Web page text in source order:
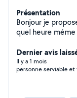
Présentation
Bonjour je propose mes services covoiturage n'importe
quel heure méme la nuit. Montagne de petit meuble,
Dernier avis
Il y a 1 mois
personne serviable et